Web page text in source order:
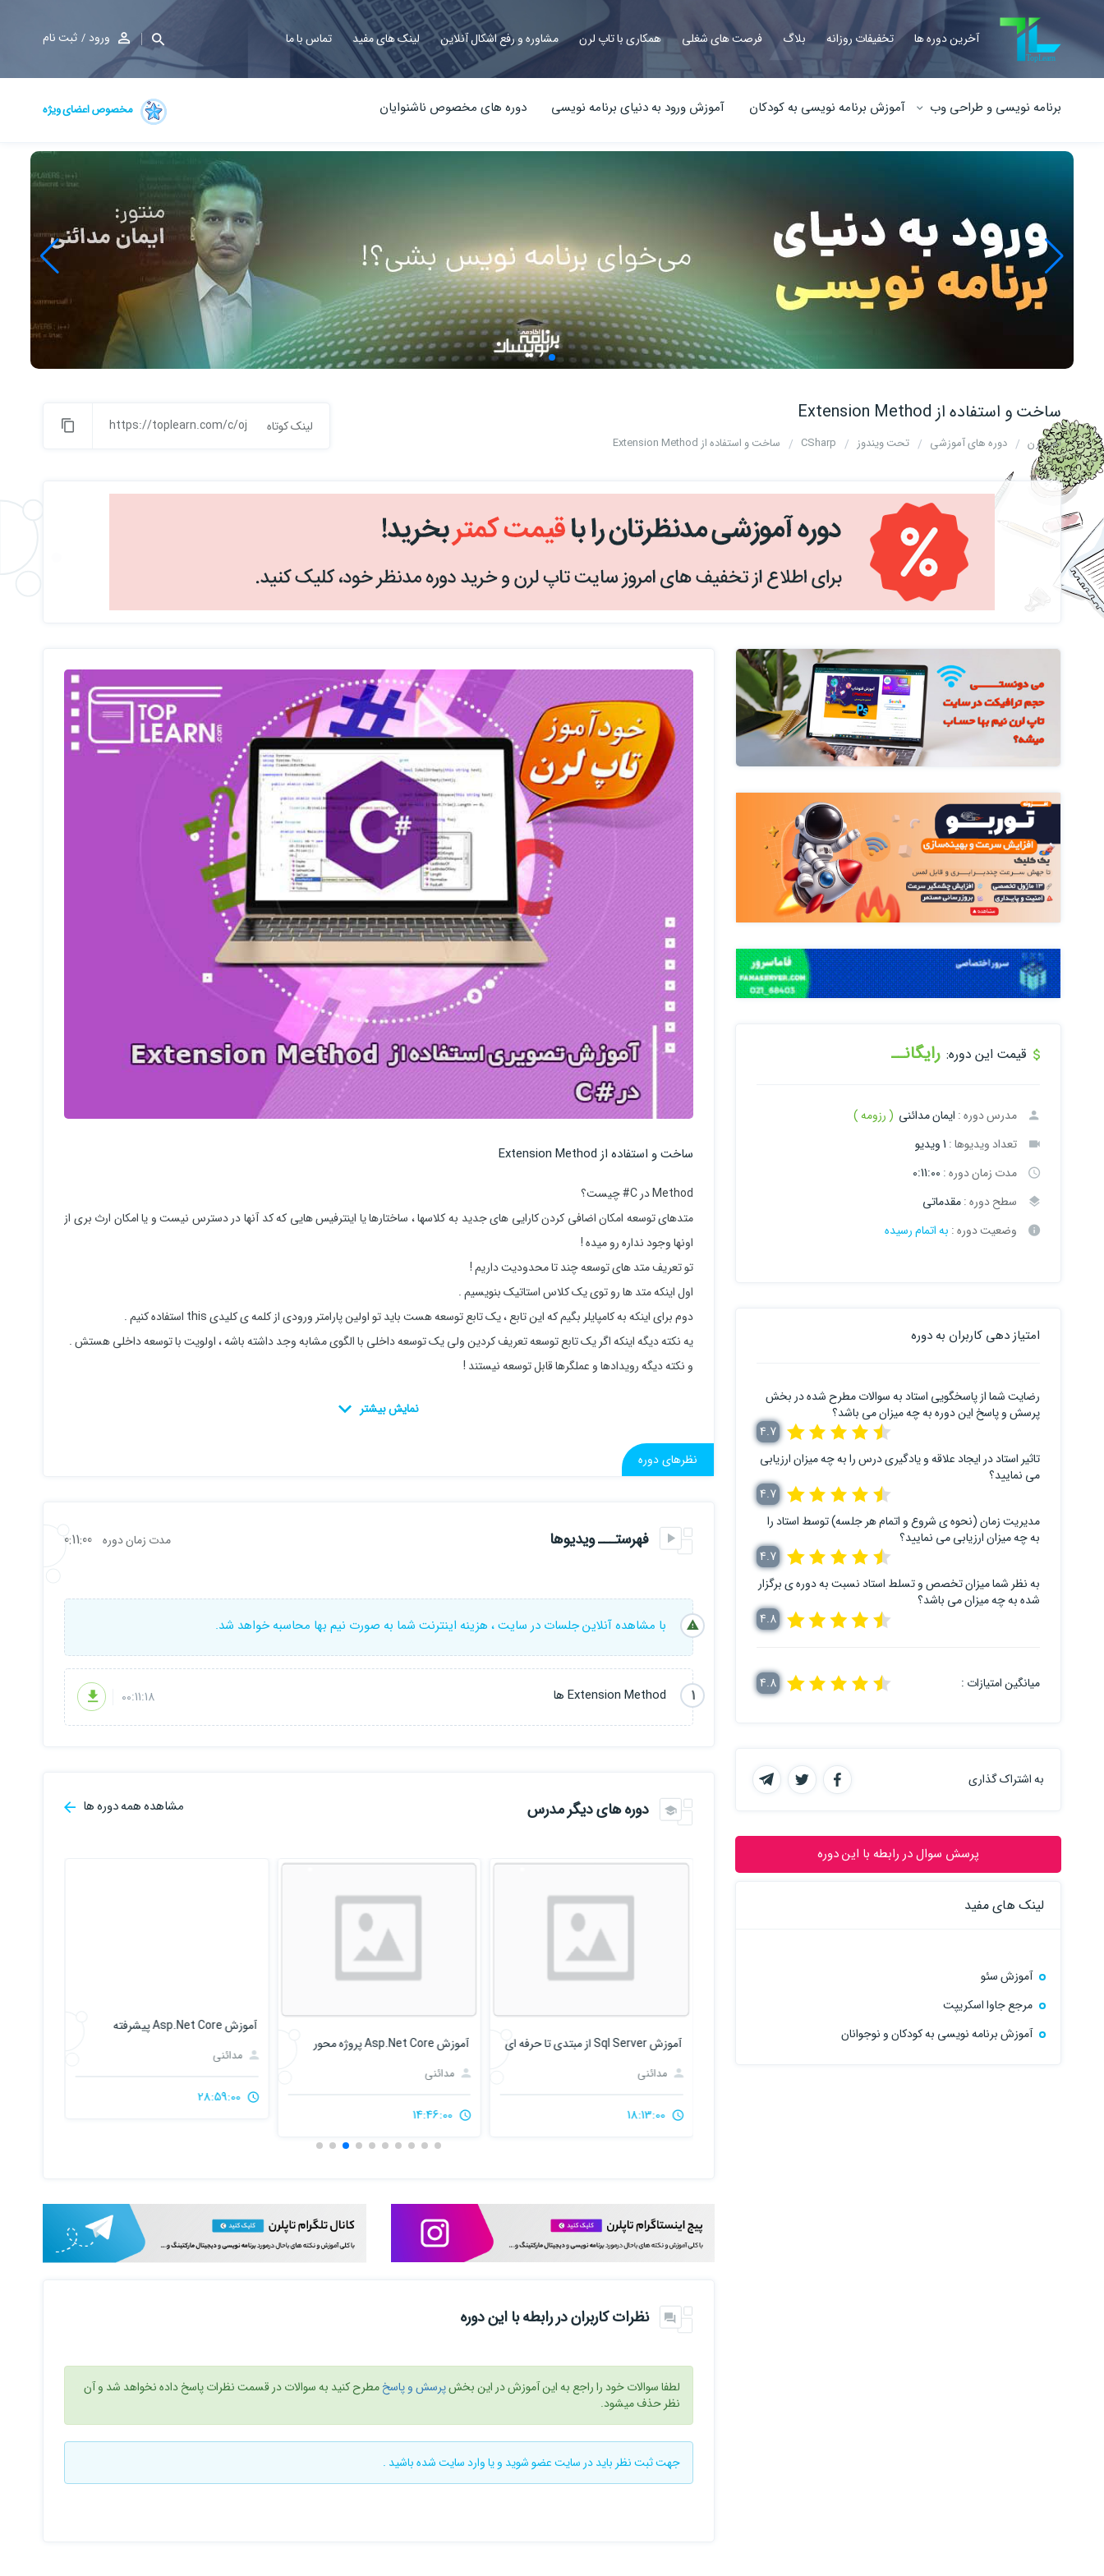
آخرین دوره ها تخفیفات روزانه بلاگ فرصت های شغلی همکاری با تاپ لرن مشاوره و رفع اشکال آنلاین لینک های مفید تماس با ما ورود ثبت نام
برنامه نویسی و طراحی وب آموزش برنامه نویسی به کودکان آموزش ورود به دنیای برنامه نویسی دوره های مخصوص ناشنوایان مخصوص اعضای ویژه
ساخت و استفاده از Extension Method
تاپ لرن دوره های آموزشی تحت ویندوز CSharp ساخت و استفاده از Extension Method
لینک کوتاه https://toplearn.com/c/oj
ساخت و استفاده از Extension Method
Method در C# چیست؟
متدهای توسعه امکان اضافی کردن کارایی های جدید به کلاسها ، ساختارها یا اینترفیس هایی که کد آنها در دسترس نیست و یا امکان ارث بری از
اونها وجود نداره رو میده !
تو تعریف متد های توسعه چند تا محدودیت داریم !
اول اینکه متد ها رو توی یک کلاس استاتیک بنویسیم .
دوم برای اینکه به کامپایلر بگیم که این تابع ، یک تابع توسعه هست باید تو اولین پارامتر ورودی از کلمه ی کلیدی this استفاده کنیم .
یه نکته دیگه اینکه اگر یک تابع توسعه تعریف کردین ولی یک توسعه داخلی با الگوی مشابه وجد داشته باشه ، اولویت با توسعه داخلی هستش .
و نکته دیگه رویدادها و عملگرها قابل توسعه نیستند !
نظرهای دوره
فهرستـــ ویدیوها مدت زمان دوره 0:11:00
با مشاهده آنلاین جلسات در سایت ، هزینه اینترنت شما به صورت نیم بها محاسبه خواهد شد.
1 Extension Method ها 00:11:18
دوره های دیگر مدرس مشاهده همه دوره ها
آموزش پروژه محور آردوینو - به همراه ۵۰ پروژه کاربردی ویژگی‌ های جدید در سی شارپ 12 آموزش Sql Server از مبتدی تا حرفه ای
مدائنی
18:13:00
آموزش Asp.Net Core پروژه محور
مدائنی
14:46:00
آموزش Asp.Net Core پیشرفته
مدائنی
28:59:00
نظرات کاربران در رابطه با این دوره
لطفا سوالات خود را راجع به این آموزش در این بخشپرسش و پاسخمطرح کنید به سوالات در قسمت نظرات پاسخ داده نخواهد شد و آن
نظر حذف میشود.
جهت ثبت نظر باید در سایتعضو شوید و یاوارد سایتشده باشید .
قیمت این دوره: رایگانــ
مدرس دوره : ایمان مدائنی ( رزومه )
تعداد ویدیوها : 1 ویدیو
مدت زمان دوره : 0:11:00
سطح دوره :مقدماتی
وضعیت دوره : به اتمام رسیده
امتیاز دهی کاربران به دوره
رضایت شما از پاسخگویی استاد به سوالات مطرح شده در بخش
پرسش و پاسخ این دوره به چه میزان می باشد؟
4.7
تاثیر استاد در ایجاد علاقه و یادگیری درس را به چه میزان ارزیابی
می نمایید؟
4.7
مدیریت زمان (نحوه ی شروع و اتمام هر جلسه) توسط استاد را
به چه میزان ارزیابی می نمایید؟
4.7
به نظر شما میزان تخصص و تسلط استاد نسبت به دوره ی برگزار
شده به چه میزان می باشد؟
4.8
میانگین امتیازات : 4.8
به اشتراک گذاری
پرسش سوال در رابطه با این دوره
لینک های مفید
آموزش سئو
مرجع جاوا اسکریپت
آموزش برنامه نویسی به کودکان و نوجوانان